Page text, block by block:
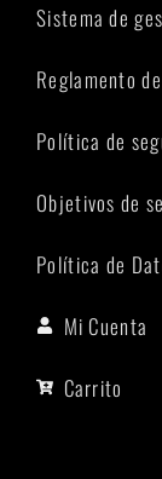
Sistema de
Reglamento
Política de
Objetivos de
Política de
Mi Cuenta
Carrito